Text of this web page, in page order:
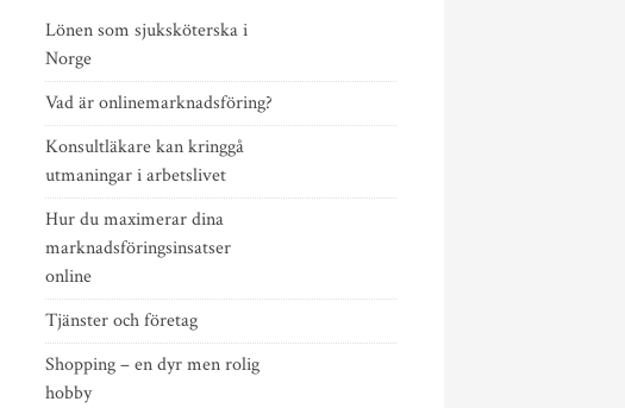
Lönen som sjuksköterska i
Norge
Vad är onlinemarknadsföring?
Konsultläkare kan kringgå
utmaningar i arbetslivet
Hur du maximerar dina
marknadsföringsinsatser
online
Tjänster och företag
Shopping – en dyr men rolig
hobby